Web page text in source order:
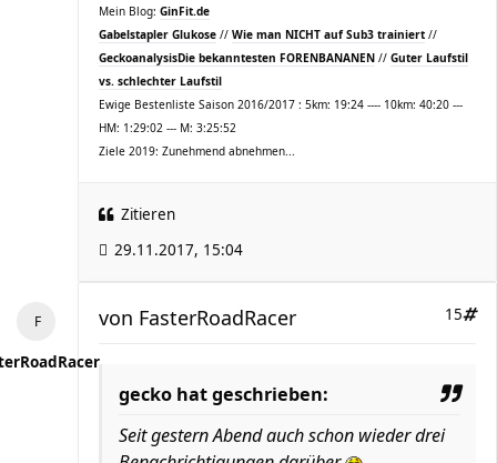
Mein Blog: GinFit.de
Gabelstapler Glukose // Wie man NICHT auf Sub3 trainiert //
GeckoanalysisDie bekanntesten FORENBANANEN // Guter Laufstil
vs. schlechter Laufstil
Ewige Bestenliste Saison 2016/2017 : 5km: 19:24 ---- 10km: 40:20 ---
HM: 1:29:02 --- M: 3:25:52
Ziele 2019: Zunehmend abnehmen...
Zitieren
29.11.2017, 15:04
15
von FasterRoadRacer
gecko hat geschrieben:
Seit gestern Abend auch schon wieder drei